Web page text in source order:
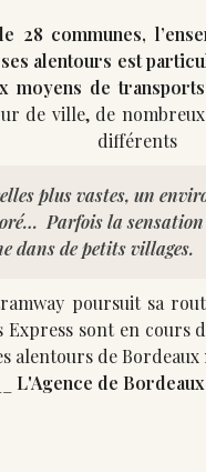
28 communes,
alentours est
moyens de
de ville, de
plus vastes, un
Parfois la
dans de petits villages.
poursuit sa
sont en cours
alentours de
L'Agence de